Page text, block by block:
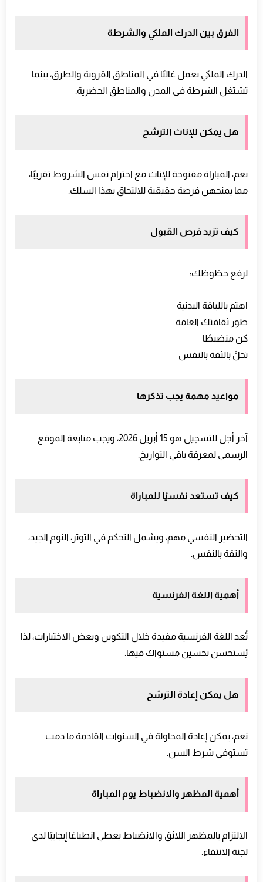
الفرق بين الدرك الملكي والشرطة
الدرك الملكي يعمل غالبًا في المناطق القروية والطرق، بينما
تشتغل الشرطة في المدن والمناطق الحضرية.
هل يمكن للإناث الترشح
نعم، المباراة مفتوحة للإناث مع احترام نفس الشروط تقريبًا،
مما يمنحهن فرصة حقيقية للالتحاق بهذا السلك.
كيف تزيد فرص القبول
لرفع حظوظك:
اهتم باللياقة البدنية
طور ثقافتك العامة
كن منضبطًا
تحلَّ بالثقة بالنفس
مواعيد مهمة يجب تذكرها
آخر أجل للتسجيل هو 15 أبريل 2026، ويجب متابعة الموقع
الرسمي لمعرفة باقي التواريخ.
كيف تستعد نفسيًا للمباراة
التحضير النفسي مهم، ويشمل التحكم في التوتر، النوم الجيد،
والثقة بالنفس.
أهمية اللغة الفرنسية
تُعد اللغة الفرنسية مفيدة خلال التكوين وبعض الاختبارات، لذا
يُستحسن تحسين مستواك فيها.
هل يمكن إعادة الترشح
نعم، يمكن إعادة المحاولة في السنوات القادمة ما دمت
تستوفي شرط السن.
أهمية المظهر والانضباط يوم المباراة
الالتزام بالمظهر اللائق والانضباط يعطي انطباعًا إيجابيًا لدى
لجنة الانتقاء.